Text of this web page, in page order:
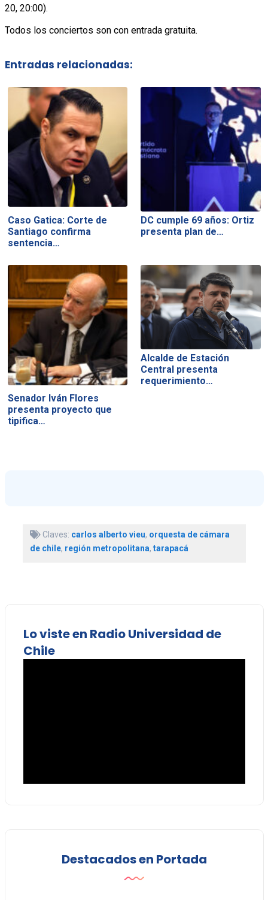
20, 20:00).
Todos los conciertos son con entrada gratuita.
Entradas relacionadas:
Caso Gatica: Corte de
Santiago confirma
sentencia…
DC cumple 69 años: Ortiz
presenta plan de…
Senador Iván Flores
presenta proyecto que
tipifica…
Alcalde de Estación
Central presenta
requerimiento…
Claves: carlos alberto vieu, orquesta de cámara
de chile, región metropolitana, tarapacá
Lo viste en Radio Universidad de
Chile
Destacados en Portada